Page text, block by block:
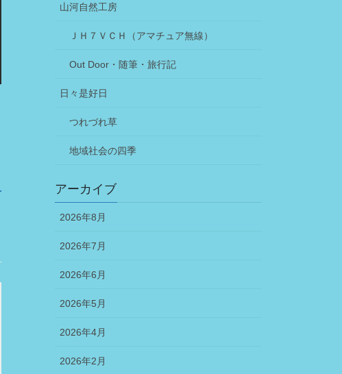
山河自然工房
ＪＨ７ＶＣＨ（アマチュア無線）
Out Door・随筆・旅行記
日々是好日
つれづれ草
地域社会の四季
アーカイブ
2026年8月
2026年7月
2026年6月
2026年5月
2026年4月
2026年2月